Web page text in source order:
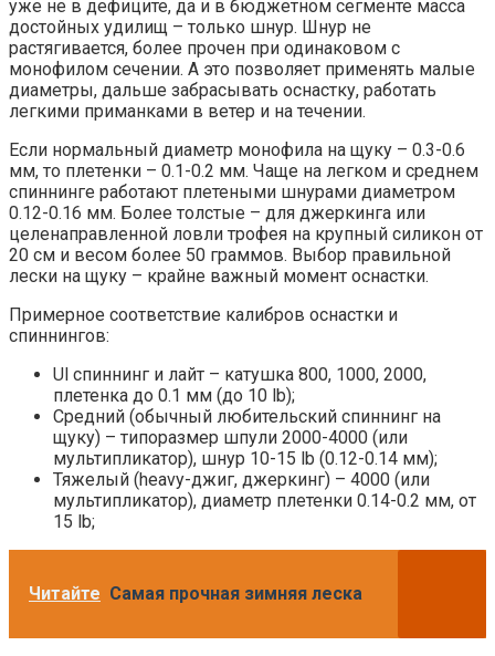
уже не в дефиците, да и в бюджетном сегменте масса
достойных удилищ – только шнур. Шнур не
растягивается, более прочен при одинаковом с
монофилом сечении. А это позволяет применять малые
диаметры, дальше забрасывать оснастку, работать
легкими приманками в ветер и на течении.
Если нормальный диаметр монофила на щуку – 0.3-0.6
мм, то плетенки – 0.1-0.2 мм. Чаще на легком и среднем
спиннинге работают плетеными шнурами диаметром
0.12-0.16 мм. Более толстые – для джеркинга или
целенаправленной ловли трофея на крупный силикон от
20 см и весом более 50 граммов. Выбор правильной
лески на щуку – крайне важный момент оснастки.
Примерное соответствие калибров оснастки и
спиннингов:
Ul спиннинг и лайт – катушка 800, 1000, 2000,
плетенка до 0.1 мм (до 10 lb);
Средний (обычный любительский спиннинг на
щуку) – типоразмер шпули 2000-4000 (или
мультипликатор), шнур 10-15 lb (0.12-0.14 мм);
Тяжелый (heavy-джиг, джеркинг) – 4000 (или
мультипликатор), диаметр плетенки 0.14-0.2 мм, от
15 lb;
Читайте Самая прочная зимняя леска